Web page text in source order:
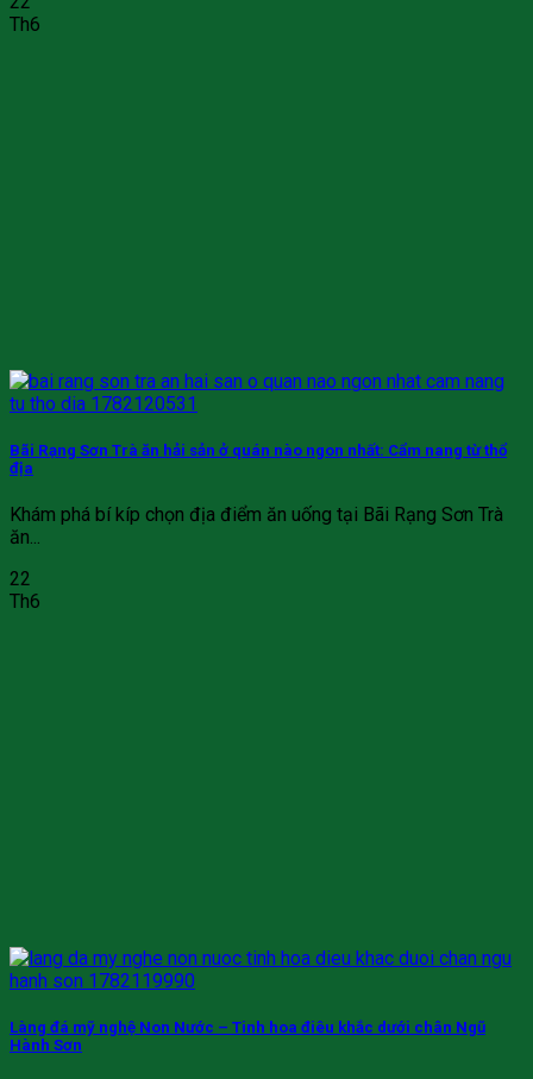
Th6
Bãi Rạng Sơn Trà ăn hải sản ở quán nào ngon nhất: Cẩm nang từ thổ
địa
Khám phá bí kíp chọn địa điểm ăn uống tại Bãi Rạng Sơn Trà
ăn...
22
Th6
Làng đá mỹ nghệ Non Nước – Tinh hoa điêu khắc dưới chân Ngũ
Hành Sơn